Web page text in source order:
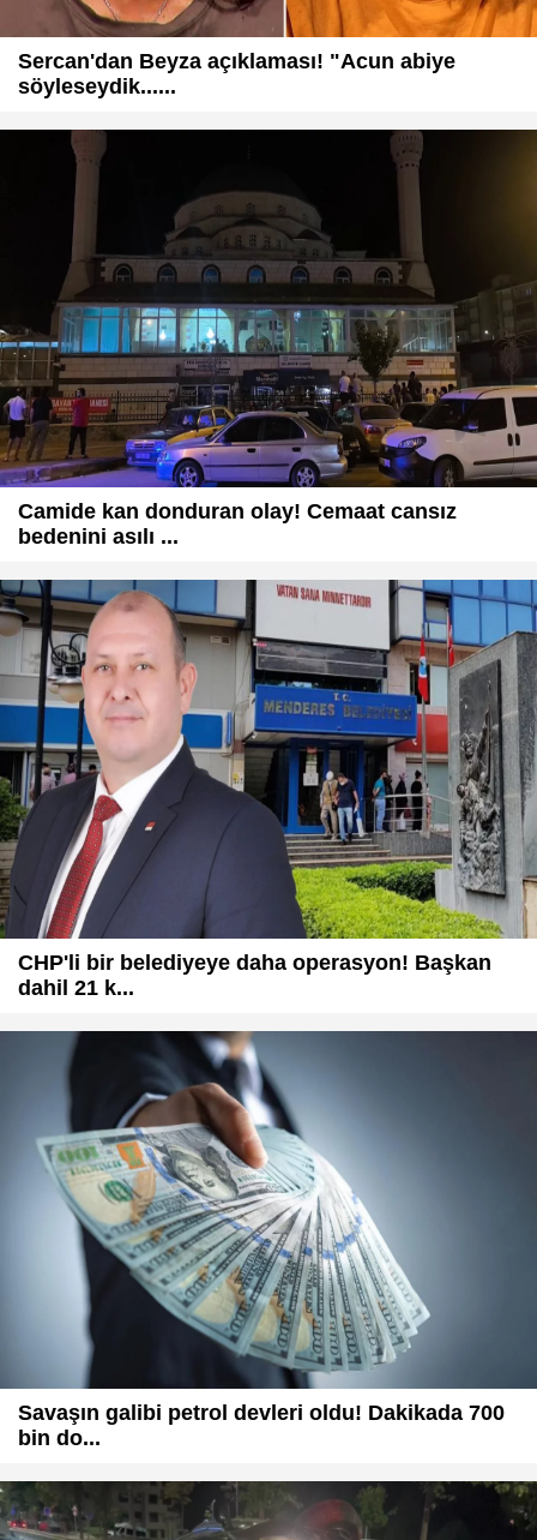
Sercan'dan Beyza açıklaması! "Acun abiye
söyleseydik......
Camide kan donduran olay! Cemaat cansız
bedenini asılı ...
CHP'li bir belediyeye daha operasyon! Başkan
dahil 21 k...
Savaşın galibi petrol devleri oldu! Dakikada 700
bin do...